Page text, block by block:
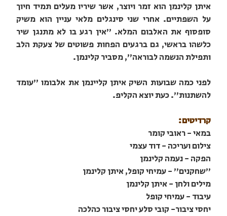
איתן קלינמן הוא זמר ויוצר, אשר שיריו מעלים תמיד חיוך
על השפתיים. אחרי שני סינגלים מלאי עניין הוא משיק
סופסוף את האלבום המלא. "אין רגע בו לא מתנגן שיר
כלשהו בראשי, גם ברגעים הפחות פשוטים של צעקת הלב
ותפילת הנשמה לבוראה", מסביר קלינמן.
לפני כמה שבועות השיק איתן קליינמן את אלבומו "עומד
להשתנות". כעת יוצא הקליפ.
קרדיטים:
במאי - ראובי קומר
צילום ועריכה - דוד עצמי
הפקה - נעמה קלינמן
"שחקנים" - עמיחי קופל, איתן קלינמן
מילים ולחן - איתן קלינמן
עיבוד - עמיחי קופל
יחסי ציבור- קובי סלע יחסי ציבור כהלכה